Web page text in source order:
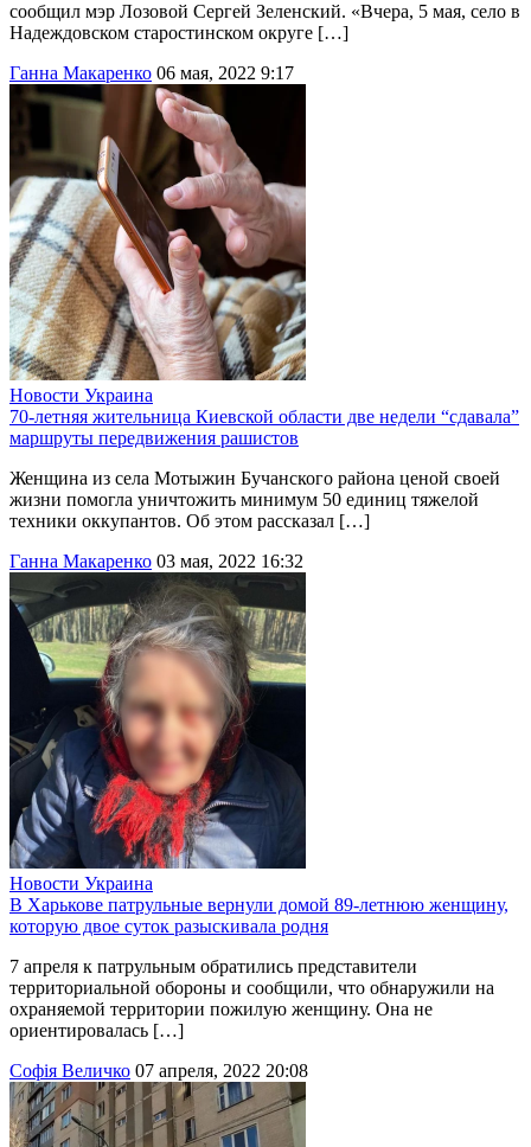
сообщил мэр Лозовой Сергей Зеленский. «Вчера, 5 мая, село в
Надеждовском старостинском округе […]
Ганна Макаренко 06 мая, 2022 9:17
Новости Украина
70-летняя жительница Киевской области две недели “сдавала”
маршруты передвижения рашистов
Женщина из села Мотыжин Бучанского района ценой своей
жизни помогла уничтожить минимум 50 единиц тяжелой
техники оккупантов. Об этом рассказал […]
Ганна Макаренко 03 мая, 2022 16:32
Новости Украина
В Харькове патрульные вернули домой 89-летнюю женщину,
которую двое суток разыскивала родня
7 апреля к патрульным обратились представители
территориальной обороны и сообщили, что обнаружили на
охраняемой территории пожилую женщину. Она не
ориентировалась […]
Софія Величко 07 апреля, 2022 20:08